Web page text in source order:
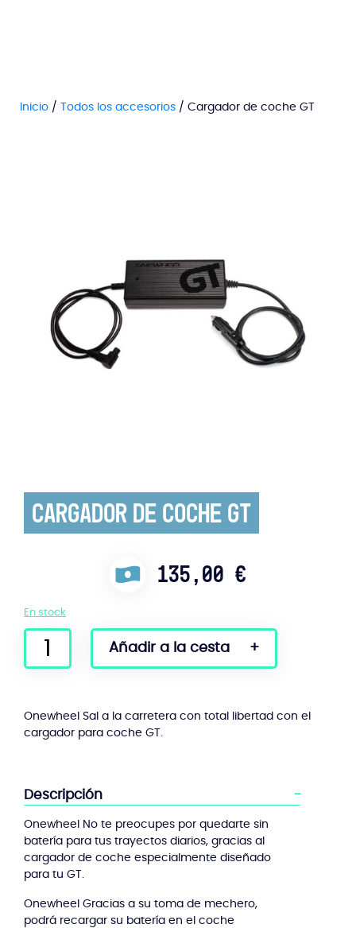
Inicio / Todos los accesorios / Cargador de coche GT
Cargador de coche GT
En stock
135,00 €
Onewheel Sal a la carretera con total libertad con el
cargador para coche GT.
Cargador
coche
Añadir a la cesta
Descripción
Onewheel No te preocupes por quedarte sin
batería para tus trayectos diarios, gracias al
cargador de coche especialmente diseñado
para tu GT.
Onewheel Gracias a su toma de mechero,
podrá recargar su batería en el coche